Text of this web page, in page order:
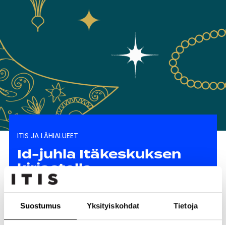
Suostumus Yksityiskohdat Tietoja
Id-juhla Itäkeskuksen
kirjastolla
ITIS JA LÄHIALUEET
Julkaistu 14.4.2023